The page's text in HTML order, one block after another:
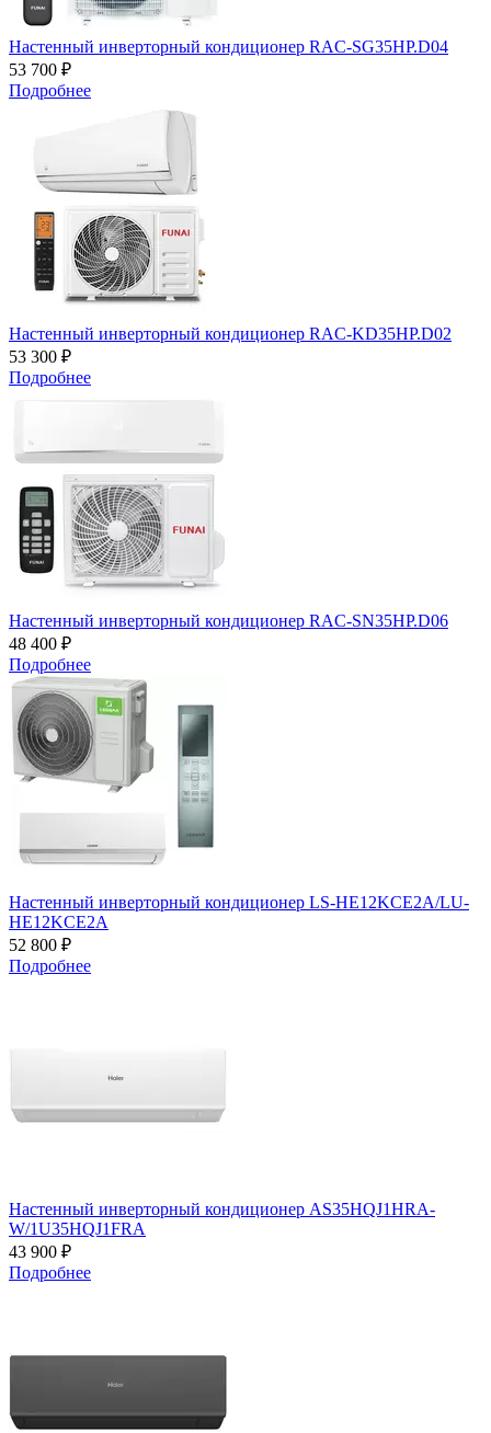
Настенный инверторный кондиционер RAC-SG35HP.D04
53 700 ₽
Подробнее
Настенный инверторный кондиционер RAC-KD35HP.D02
53 300 ₽
Подробнее
Настенный инверторный кондиционер RAC-SN35HP.D06
48 400 ₽
Подробнее
Настенный инверторный кондиционер LS-HE12KCE2A/LU-
HE12KCE2A
52 800 ₽
Подробнее
Настенный инверторный кондиционер AS35HQJ1HRA-
W/1U35HQJ1FRA
43 900 ₽
Подробнее